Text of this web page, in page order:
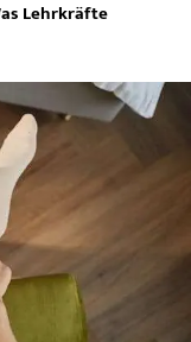
Lehrkräfte